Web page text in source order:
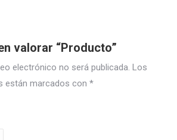
valorar “Producto”
electrónico no será publicada. Los
están marcados con *